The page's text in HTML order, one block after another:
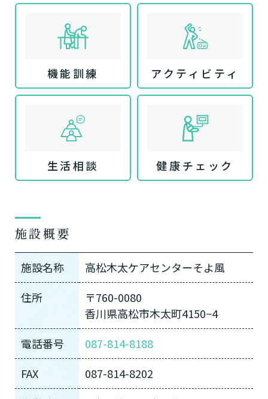
機能訓練 アクティビティ
生活相談 健康チェック
施設概要
施設名称
高松木太ケアセンターそよ風
住所
〒760-0080
香川県高松市木太町4150−4
電話番号
087-814-8188
FAX
087-814-8202